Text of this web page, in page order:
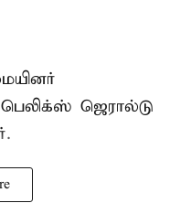
ஜெரால்டு